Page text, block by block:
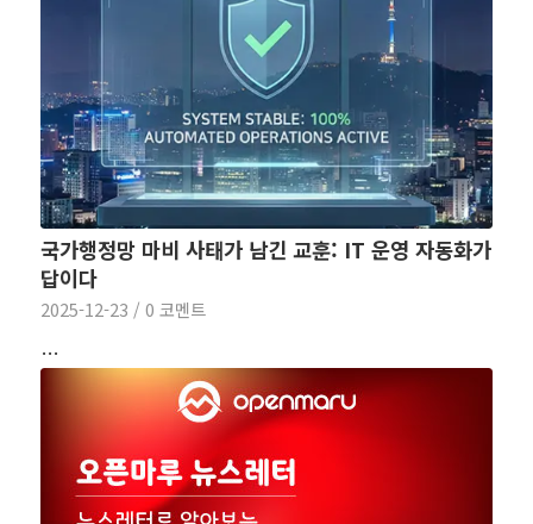
국가행정망 마비 사태가 남긴 교훈: IT 운영 자동화가
답이다
2025-12-23 / 0 코멘트
…